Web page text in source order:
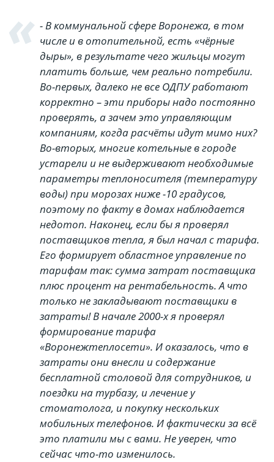
- В коммунальной сфере Воронежа, в том
числе и в отопительной, есть «чёрные
дыры», в результате чего жильцы могут
платить больше, чем реально потребили.
Во-первых, далеко не все ОДПУ работают
корректно – эти приборы надо постоянно
проверять, а зачем это управляющим
компаниям, когда расчёты идут мимо них?
Во-вторых, многие котельные в городе
устарели и не выдерживают необходимые
параметры теплоносителя (температуру
воды) при морозах ниже -10 градусов,
поэтому по факту в домах наблюдается
недотоп. Наконец, если бы я проверял
поставщиков тепла, я был начал с тарифа.
Его формирует областное управление по
тарифам так: сумма затрат поставщика
плюс процент на рентабельность. А что
только не закладывают поставщики в
затраты! В начале 2000-х я проверял
формирование тарифа
«Воронежтеплосети». И оказалось, что в
затраты они внесли и содержание
бесплатной столовой для сотрудников, и
поездки на турбазу, и лечение у
стоматолога, и покупку нескольких
мобильных телефонов. И фактически за всё
это платили мы с вами. Не уверен, что
сейчас что-то изменилось.